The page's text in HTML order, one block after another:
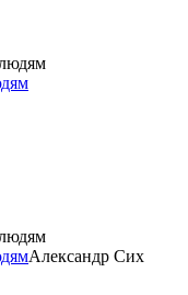
Александр Сих